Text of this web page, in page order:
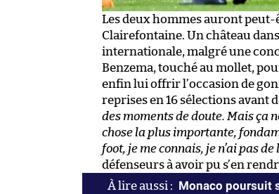
Les deux hommes auront peut-
Clairefontaine. Un château
internationale, malgré une
Benzema, touché au mollet,
enfin lui offrir l’occasion de
reprises en 16 sélections avant
des moments de doute. Mais ça
chose la plus importante,
foot, je me connais, je n’ai pas de
défenseurs à avoir pu s’en
Monaco poursuit